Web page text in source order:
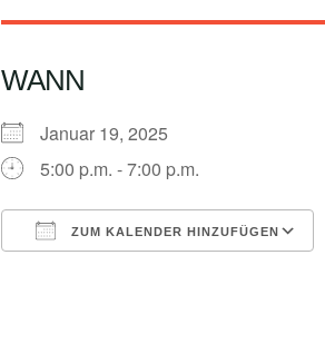
WANN
Januar 19, 2025
5:00 p.m. - 7:00 p.m.
ZUM KALENDER HINZUFÜGEN